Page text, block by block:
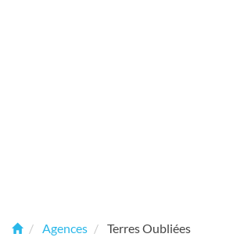
Agences Terres Oubliées